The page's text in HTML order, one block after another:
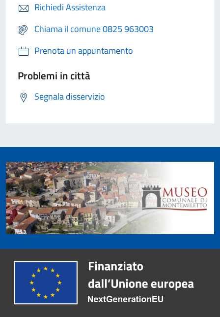
Richiedi Assistenza
Chiama il comune 0825 963003
Prenota un appuntamento
Problemi in città
Segnala disservizio